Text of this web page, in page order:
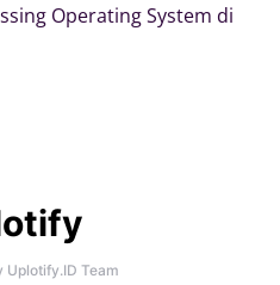
Operating System di
Uplotify.ID Team